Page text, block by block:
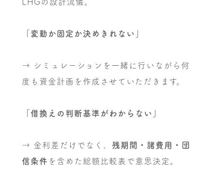
LHGの設計流儀。
「変動か固定か決めきれない」
→ シミュレーションを一緒に行いながら何
度も資金計画を作成させていただきます。
「借換えの判断基準がわからない」
→ 金利差だけでなく、 残期間・諸費用・団
信条件 を含めた総額比較表で意思決定。